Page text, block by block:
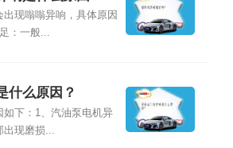
现嗡嗡异响，具体原因
：一般...
什么原因？
下：1、汽油泵电机异
现磨损...